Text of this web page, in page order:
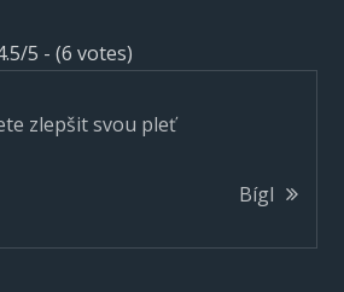
5 - (6 votes)
zlepšit svou pleť
Bígl